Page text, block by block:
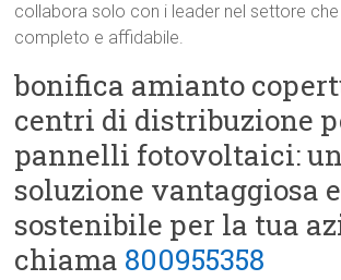
collabora solo con i leader nel settore
completo e affidabile.
bonifica amianto
centri di distribuzione
pannelli fotovoltaici:
soluzione vantaggiosa e
sostenibile per la tua
chiama 800955358